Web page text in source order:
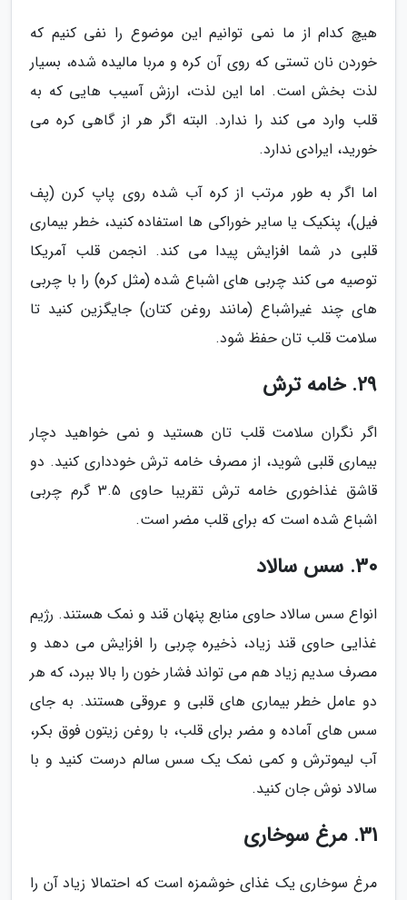
هیچ کدام از ما نمی توانیم این موضوع را نفی کنیم که
خوردن نان تستی که روی آن کره و مربا مالیده شده، بسیار
لذت بخش است. اما این لذت، ارزش آسیب هایی که به
قلب وارد می کند را ندارد. البته اگر هر از گاهی کره می
خورید، ایرادی ندارد.
اما اگر به طور مرتب از کره آب شده روی پاپ کرن (پف
فیل)، پنکیک یا سایر خوراکی ها استفاده کنید، خطر بیماری
قلبی در شما افزایش پیدا می کند. انجمن قلب آمریکا
توصیه می کند چربی های اشباع شده (مثل کره) را با چربی
های چند غیراشباع (مانند روغن کتان) جایگزین کنید تا
سلامت قلب تان حفظ شود.
29. خامه ترش
اگر نگران سلامت قلب تان هستید و نمی خواهید دچار
بیماری قلبی شوید، از مصرف خامه ترش خودداری کنید. دو
قاشق غذاخوری خامه ترش تقریبا حاوی 3.5 گرم چربی
اشباع شده است که برای قلب مضر است.
30. سس سالاد
انواع سس سالاد حاوی منابع پنهان قند و نمک هستند. رژیم
غذایی حاوی قند زیاد، ذخیره چربی را افزایش می دهد و
مصرف سدیم زیاد هم می تواند فشار خون را بالا ببرد، که هر
دو عامل خطر بیماری های قلبی و عروقی هستند. به جای
سس های آماده و مضر برای قلب، با روغن زیتون فوق بکر،
آب لیموترش و کمی نمک یک سس سالم درست کنید و با
سالاد نوش جان کنید.
31. مرغ سوخاری
مرغ سوخاری یک غذای خوشمزه است که احتمالا زیاد آن را